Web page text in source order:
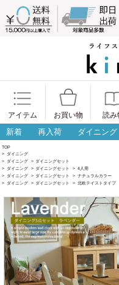
アイテム お買い物 読み
新着 再入荷 ダイニング
TOP
> ダイニング
> ダイニング > ダイニングセット
> ダイニング > ダイニングセット > 4人用
> ダイニング > ダイニングセット > ナチュラルカラー
> ダイニング > ダイニングセット > 北欧テイストタイプ